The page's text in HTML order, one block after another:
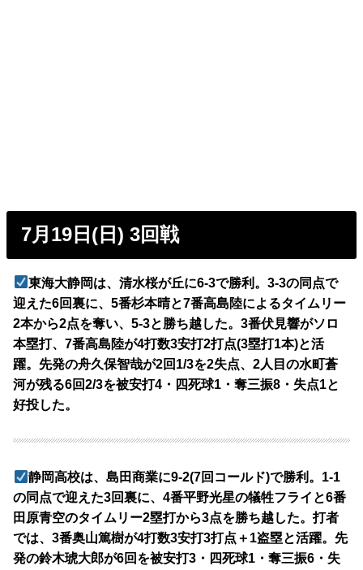
7月19日(日) 3回戦
東海大静岡は、清水桜が丘に6-3で勝利。3-3の同点で
迎えた6回裏に、5番杉本晴と7番高島陸によるタイムリー
2本から2点を奪い、5-3と勝ち越した。3番伏見響がソロ
本塁打、7番高島陸が4打数3安打2打点(3塁打1本)と活
躍。先発の舟久保智哉が2回1/3を2失点、2人目の水町蒼
河が残る6回2/3を被安打4・四死球1・奪三振8・失点1と
好投した。
静岡高校は、島田商業に9-2(7回コールド)で勝利。1-1
の同点で迎えた3回裏に、4番平野光星の犠牲フライと6番
田原青空のタイムリー2塁打から3点を勝ち越した。打者
では、3番奥山篤樹が4打数3安打3打点＋1盗塁と活躍。先
発の鈴木琥大郎が6回を被安打3・四死球1・奪三振6・失